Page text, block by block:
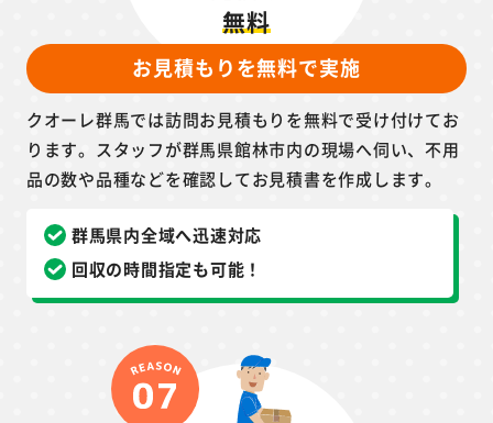
無料
お見積もりを無料で実施
クオーレ群馬では訪問お見積もりを無料で受け付けてお
ります。スタッフが群馬県館林市内の現場へ伺い、不用
品の数や品種などを確認してお見積書を作成します。
群馬県内全域へ迅速対応
回収の時間指定も可能！